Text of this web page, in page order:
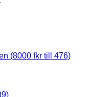
(8000 fkr till 476)